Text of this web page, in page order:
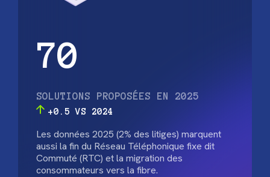
70
SOLUTIONS PROPOSÉES EN 2025
+0.5 VS 2024
Les données 2025 (2% des litiges) marquent
aussi la fin du Réseau Téléphonique fixe dit
Commuté (RTC) et la migration des
consommateurs vers la fibre.